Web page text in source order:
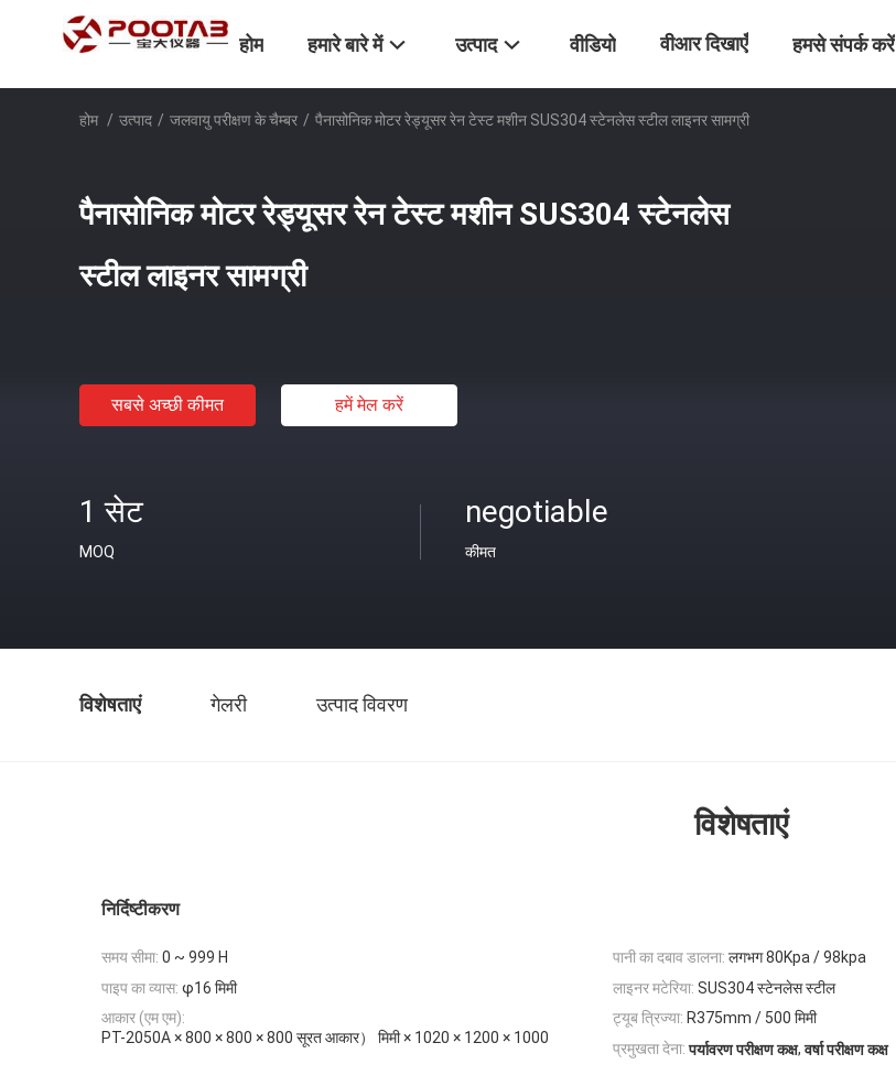
होम हमारे बारे में उत्पाद वीडियो वीआर दिखाएँ हमसे संपर्क करें
होम / उत्पाद / जलवायु परीक्षण के चैम्बर / पैनासोनिक मोटर रेड्यूसर रेन टेस्ट मशीन SUS304 स्टेनलेस स्टील लाइनर सामग्री
पैनासोनिक मोटर रेड्यूसर रेन टेस्ट मशीन SUS304 स्टेनलेस
स्टील लाइनर सामग्री
सबसे अच्छी कीमत हमें मेल करें
1 सेट
MOQ
negotiable
कीमत
विशेषताएं गेलरी उत्पाद विवरण
विशेषताएं
निर्दिष्टीकरण
समय सीमा: 0 ~ 999 H पानी का दबाव डालना: लगभग 80Kpa / 98kpa
पाइप का व्यास: φ16 मिमी लाइनर मटेरिया: SUS304 स्टेनलेस स्टील
आकार (एम एम):
PT-2050A × 800 × 800 × 800 सूरत आकार） मिमी × 1020 × 1200 × 1000
ट्यूब त्रिज्या: R375mm / 500 मिमी
प्रमुखता देना: पर्यावरण परीक्षण कक्ष,वर्षा परीक्षण कक्ष